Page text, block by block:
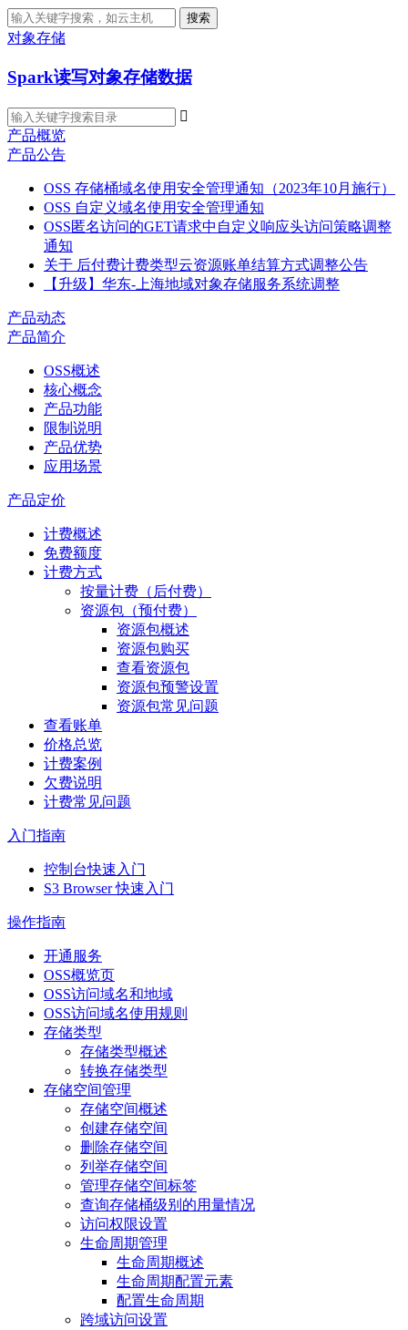
搜索
对象存储
Spark读写对象存储数据

产品概览
产品公告
OSS 存储桶域名使用安全管理通知（2023年10月施行）
OSS 自定义域名使用安全管理通知
OSS匿名访问的GET请求中自定义响应头访问策略调整
通知
关于 后付费计费类型云资源账单结算方式调整公告
【升级】华东-上海地域对象存储服务系统调整
产品动态
产品简介
OSS概述
核心概念
产品功能
限制说明
产品优势
应用场景
产品定价
计费概述
免费额度
计费方式
按量计费（后付费）
资源包（预付费）
资源包概述
资源包购买
查看资源包
资源包预警设置
资源包常见问题
查看账单
价格总览
计费案例
欠费说明
计费常见问题
入门指南
控制台快速入门
S3 Browser 快速入门
操作指南
开通服务
OSS概览页
OSS访问域名和地域
OSS访问域名使用规则
存储类型
存储类型概述
转换存储类型
存储空间管理
存储空间概述
创建存储空间
删除存储空间
列举存储空间
管理存储空间标签
查询存储桶级别的用量情况
访问权限设置
生命周期管理
生命周期概述
生命周期配置元素
配置生命周期
跨域访问设置